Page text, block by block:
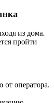
из дома.
пройти
оператора.